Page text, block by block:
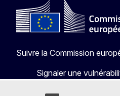
Suivre la Commission
Signaler une